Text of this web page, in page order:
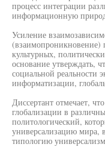
процесс интеграции
информационную
Усиление
(взаимопроникновение)
культурных,
основание утверждать,
социальной реальности
информатизации,
Диссертант отмечает,
глобализации в
политологический,
универсализацию мира,
типологию